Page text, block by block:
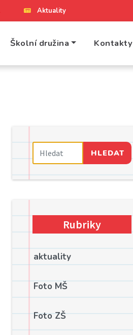
Aktuality
Školní družina Kontakty
HLEDAT
Rubriky
aktuality
Foto MŠ
Foto ZŠ